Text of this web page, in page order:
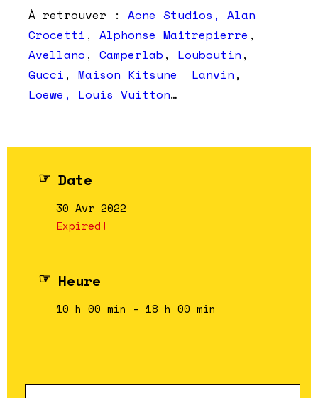
À retrouver : Acne Studios, Alan
Crocetti , Alphonse Maitrepierre ,
Avellano , Camperlab , Louboutin ,
Gucci , Maison Kitsune Lanvin ,
Loewe , Louis Vuitton…
Date
30 Avr 2022
Expired!
Heure
10 h 00 min - 18 h 00 min